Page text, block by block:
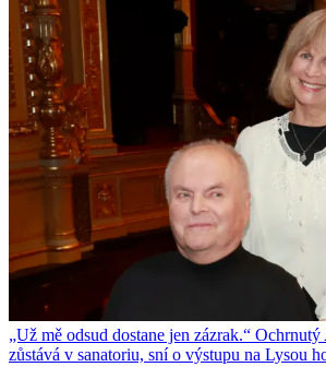
„Už mě odsud dostane jen zázrak.“
zůstává v sanatoriu, sní o výstupu na Lysou